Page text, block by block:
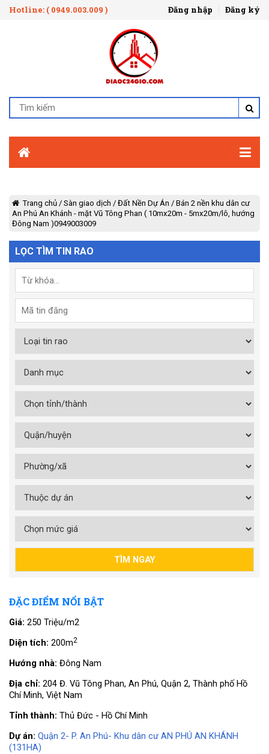
Hotline: ( 0949.003.009 ) Đăng nhập Đăng ký
Trang chủ / Sàn giao dịch / Đất Nền Dự Án / Bán 2 nền khu dân cư
An Phú An Khánh - mặt Vũ Tông Phan ( 10mx20m - 5mx20m/lô, hướng
Đông Nam )0949003009
LỌC TÌM TIN RAO
ĐẶC ĐIỂM NỔI BẬT
Giá: 250 Triệu/m2
Diện tích: 200m2
Hướng nhà: Đông Nam
Địa chỉ: 204 Đ. Vũ Tông Phan, An Phú, Quận 2, Thành phố Hồ
Chí Minh, Việt Nam
Tỉnh thành: Thủ Đức - Hồ Chí Minh
Dự án: Quận 2- P. An Phú- Khu dân cư AN PHÚ AN KHÁNH
(131HA)